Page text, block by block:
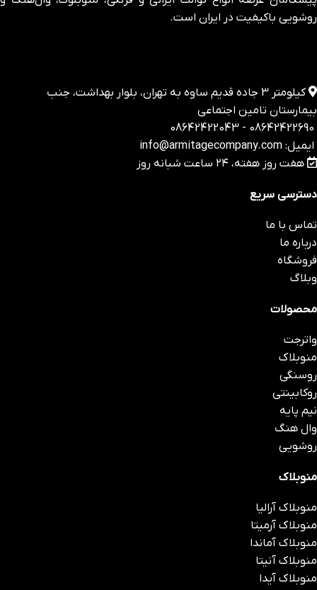
روشویی باکیفیت در ایران است.
کیلومتر 3 جاده قدیم ساوه به تهران، بلوار بهداشت، جنب
بیمارستان تامین اجتماعی
08642422690 - 08642422043
ایمیل: info@armitagecompany.com
هفت روز هفته، ۲۴ ساعت شبانه‌ روز
دسترسی سریع
تماس با ما
درباره ما
فروشگاه
وبلاگ
محصولات
واترجت
منوبلاک‌
روسنگی
روکابینتی
نیم پایه
وال هنگ
روشویی
منوبلاک
منوبلاک آرالیا
منوبلاک آرمیتا
منوبلاک آماندا
منوبلاک آنیتا
منوبلاک آیدا